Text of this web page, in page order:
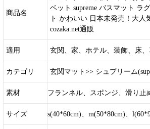
商品名
ベット supreme バスマット ラ
ト かわいい 日本未発売！大人
cozaka.net通販
適用 玄関、家、ホテル、装飾、床、
カテゴリ 玄関マット>> シュプリーム
素材 フランネル、スポンジ、滑り止
サイズ s(40*60cm)、m(50*80cm)、